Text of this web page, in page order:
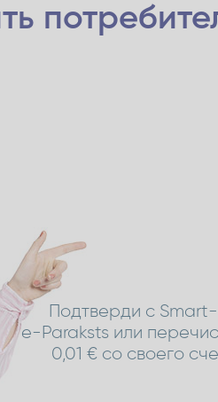
Подтверди с
e-Paraksts или
0,01 € со своего